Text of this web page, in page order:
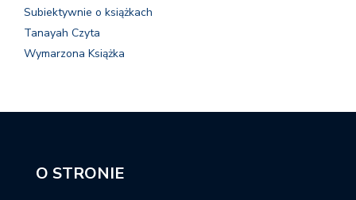
Subiektywnie o książkach
Tanayah Czyta
Wymarzona Książka
O STRONIE